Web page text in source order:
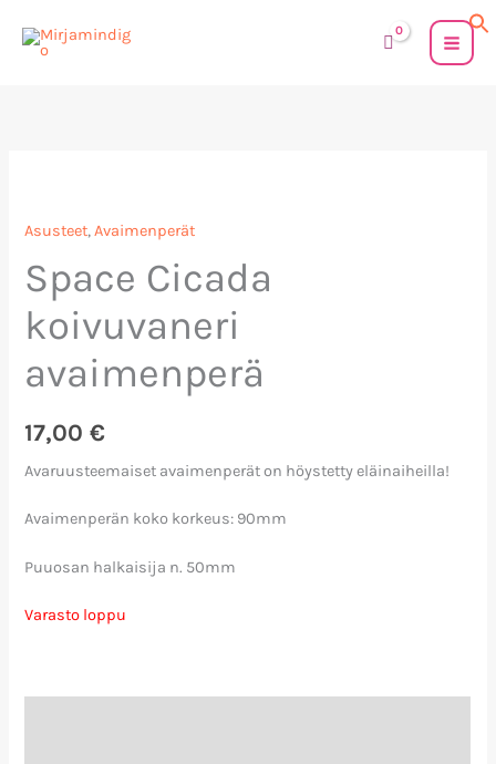
sisältöön
Asusteet,Avaimenperät
Space Cicada
koivuvaneri
avaimenperä
17,00€
Avaruusteemaiset avaimenperät on höystetty eläinaiheilla!
Avaimenperän koko korkeus: 90mm
Puuosan halkaisija n. 50mm
Varasto loppu